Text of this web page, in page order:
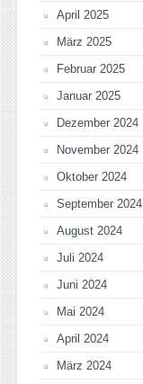
April 2025
März 2025
Februar 2025
Januar 2025
Dezember 2024
November 2024
Oktober 2024
September 2024
August 2024
Juli 2024
Juni 2024
Mai 2024
April 2024
März 2024